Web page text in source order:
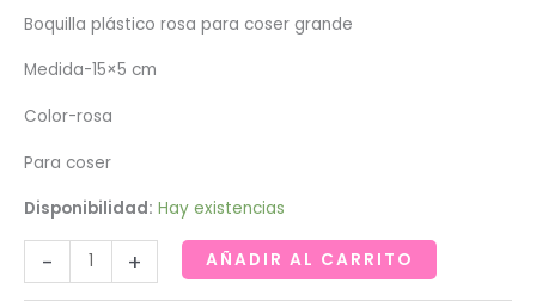
Boquilla plástico rosa para coser grande
Medida-15×5 cm
Color-rosa
Para coser
Disponibilidad: Hay existencias
-
plástico
+ AÑADIR AL CARRITO